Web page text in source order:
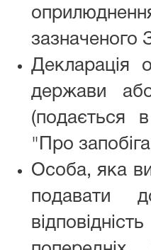
зазначеного
Декларація
держави
(подається
"Про
Особа, яка
подавати